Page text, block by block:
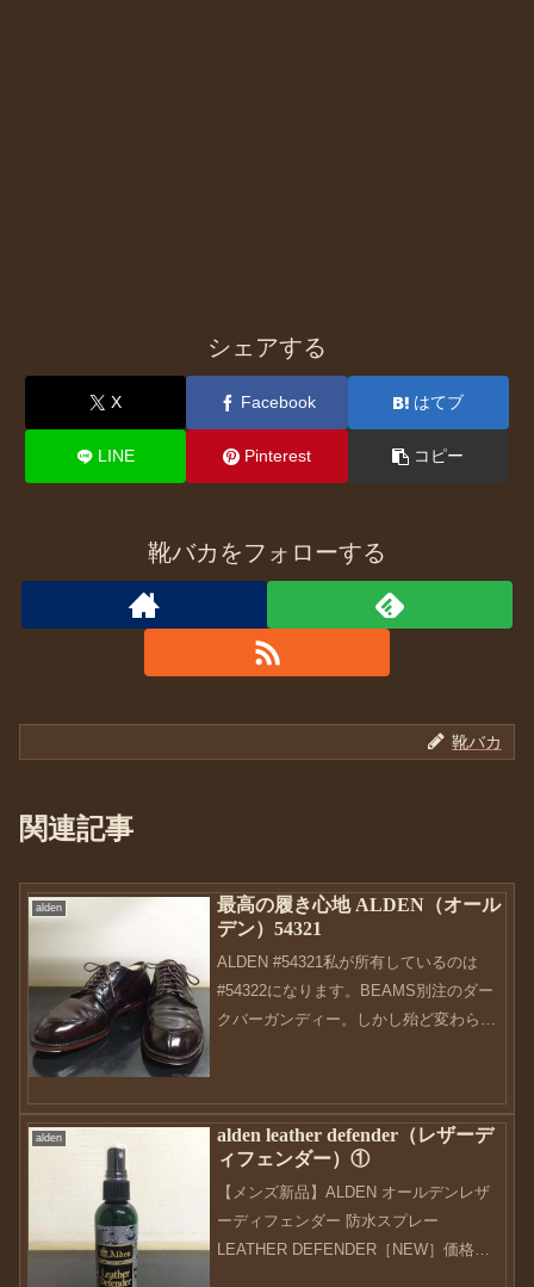
シェアする
X Facebook はてブ
LINE Pinterest コピー
靴バカをフォローする
靴バカ
関連記事
alden
最高の履き心地 ALDEN（オール
デン）54321
ALDEN #54321私が所有しているのは
#54322になります。BEAMS別注のダー
クバーガンディー。しかし殆ど変わらな
思ってます。この靴は本当に履き心地が
いい...
alden
alden leather defender（レザーデ
ィフェンダー）①
【メンズ新品】ALDEN オールデンレザ
ーディフェンダー 防水スプレー
LEATHER DEFENDER［NEW］価格：